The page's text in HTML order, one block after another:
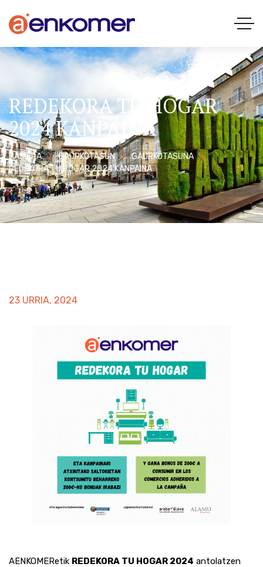
REDEKORA TU HOGAR
2024 KANPAINA
HASIERA GAURKOTASUN
GAURKOTASUNA
REDEKORA TU HOGAR 2024 KANPAINA
23 URRIA, 2024
AENKOMERetik REDEKORA TU HOGAR 2024 antolatzen